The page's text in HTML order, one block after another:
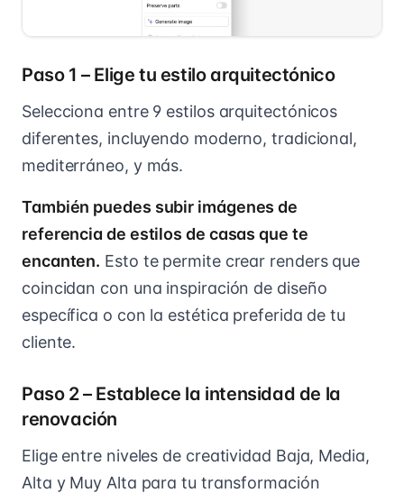
Paso 1 – Elige tu estilo arquitectónico
Selecciona entre 9 estilos arquitectónicos
diferentes, incluyendo moderno, tradicional,
mediterráneo, y más.
También puedes subir imágenes de
referencia de estilos de casas que te
encanten. Esto te permite crear renders que
coincidan con una inspiración de diseño
específica o con la estética preferida de tu
cliente.
Paso 2 – Establece la intensidad de la
renovación
Elige entre niveles de creatividad Baja, Media,
Alta y Muy Alta para tu transformación